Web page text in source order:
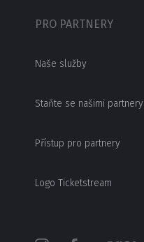
PRO PARTNERY
Naše služby
Staňte se našimi partnery
Přístup pro partnery
Logo Ticketstream